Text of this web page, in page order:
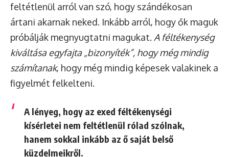
feltétlenül arról van szó, hogy szándékosan
ártani akarnak neked. Inkább arról, hogy ők maguk
próbálják megnyugtatni magukat. A féltékenység
kiváltása egyfajta „bizonyíték”, hogy még mindig
számítanak, hogy még mindig képesek valakinek a
figyelmét felkelteni.
A lényeg, hogy az exed féltékenységi
kísérletei nem feltétlenül rólad szólnak,
hanem sokkal inkább az ő saját belső
küzdelmeikről.